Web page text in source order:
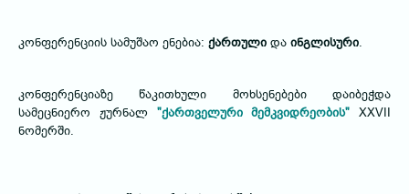
კონფერენციის სამუშაო ენებია: ქართული და ინგლისური.
კონფერენციაზე წაკითხული მოხსენებები დაიბეჭდა
სამეცნიერო ჟურნალ "ქართველური მემკვიდრეობის" XXVII
ნომერში.